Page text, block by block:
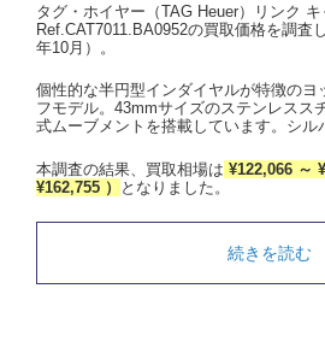
タグ・ホイヤー（TAG Heuer）リンク
Ref.CAT7011.BA0952の買取価格を調査
年10月）。
個性的な半円型インダイヤルが特徴のヨ
フモデル。43mmサイズのステンレスス
式ムーブメントを搭載しています。シル
本調査の結果、買取相場は ¥122,066 ～
¥162,755 ）
となりました。
続きを読む